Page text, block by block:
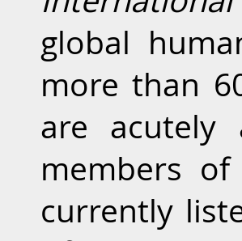
global
more than
are acutely
members
currently